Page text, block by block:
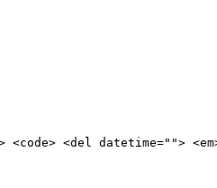
<del datetime="">